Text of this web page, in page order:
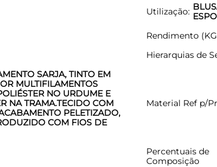
Utilização
Rendimento
Hierarquias de
SARJA, TINTO EM
MULTIFILAMENTOS
NO URDUME E
NA TRAMA.TECIDO COM
PELETIZADO,
COM FIOS DE
Material Ref p/
Percentuais de
Composição